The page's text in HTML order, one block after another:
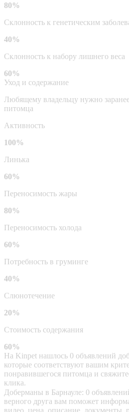
80%
Склонность к генетическим
40%
Склонность к набору лишнего веса
60%
Уход и содержание
Любящему владельцу нужно
питомца
Активность
100%
Линька
60%
Переносимость жары
80%
Переносимость холода
60%
Потребность в груминге
40%
Слюнотечение
20%
Стоимость содержания
60%
На Kinpet нашлось 0 объявлений
которые соответствуют вашим
понравившегося питомца и
клика.
Доберманы в Барнауле: 0
верного друга вам поможет
видео, цена, описание, документы,